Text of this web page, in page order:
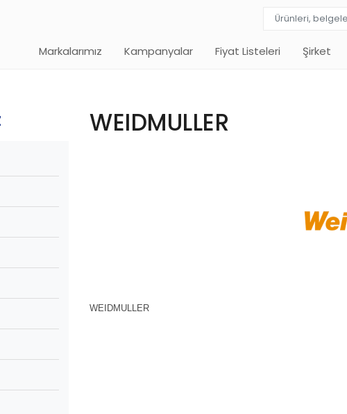
Markalarımız Kampanyalar Fiyat Listeleri Şirket
WEIDMULLER
WEIDMULLER